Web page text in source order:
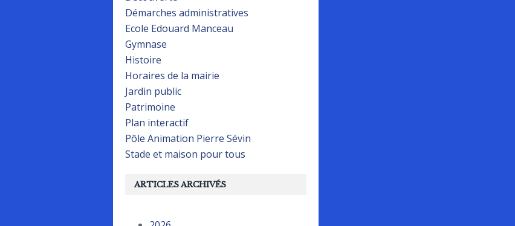
Démarches administratives
Ecole Edouard Manceau
Gymnase
Histoire
Horaires de la mairie
Jardin public
Patrimoine
Plan interactif
Pôle Animation Pierre Sévin
Stade et maison pour tous
ARTICLES ARCHIVÉS